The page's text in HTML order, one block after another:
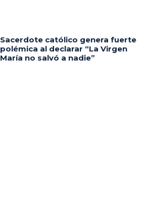
Sacerdote católico genera fuerte
polémica al declarar “La Virgen
María no salvó a nadie”